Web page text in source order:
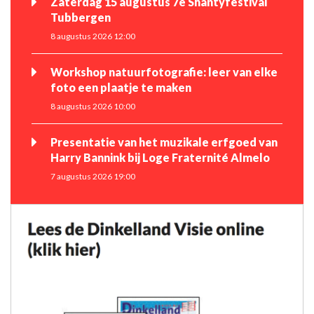
Tubbergen
8 augustus 2026 12:00
Workshop natuurfotografie: leer van elke
foto een plaatje te maken
8 augustus 2026 10:00
Presentatie van het muzikale erfgoed van
Harry Bannink bij Loge Fraternité Almelo
7 augustus 2026 19:00